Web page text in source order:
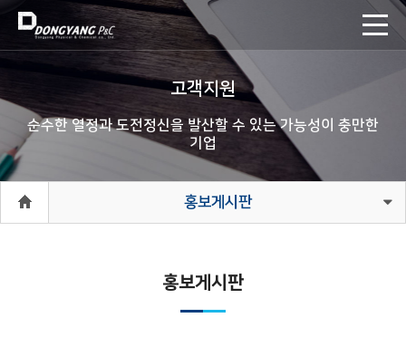
고객지원
순수한 열정과 도전정신을 발산할 수 있는 가능성이 충만한
기업
홍보게시판
홍보게시판